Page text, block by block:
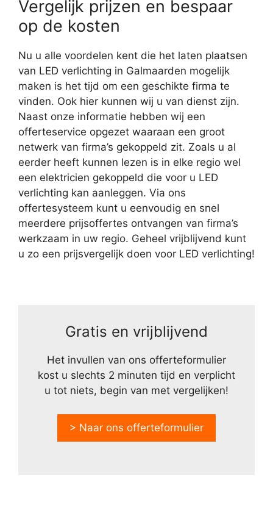
Vergelijk prijzen en bespaar
op de kosten
Nu u alle voordelen kent die het laten plaatsen
van LED verlichting in Galmaarden mogelijk
maken is het tijd om een geschikte firma te
vinden. Ook hier kunnen wij u van dienst zijn.
Naast onze informatie hebben wij een
offerteservice opgezet waaraan een groot
netwerk van firma’s gekoppeld zit. Zoals u al
eerder heeft kunnen lezen is in elke regio wel
een elektricien gekoppeld die voor u LED
verlichting kan aanleggen. Via ons
offertesysteem kunt u eenvoudig en snel
meerdere prijsoffertes ontvangen van firma’s
werkzaam in uw regio. Geheel vrijblijvend kunt
u zo een prijsvergelijk doen voor LED verlichting!
Gratis en vrijblijvend
Het invullen van ons offerteformulier
kost u slechts 2 minuten tijd en verplicht
u tot niets, begin van met vergelijken!
> Naar ons offerteformulier